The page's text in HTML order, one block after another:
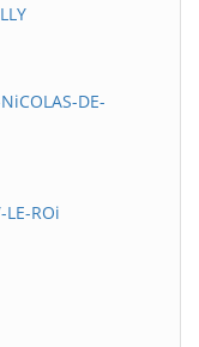
DE-
ROi